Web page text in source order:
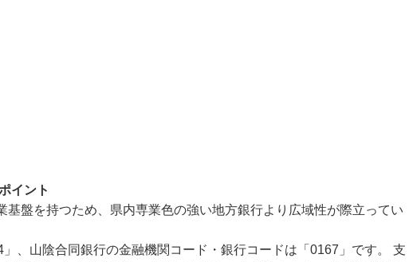
イント
基盤を持つため、県内専業色の強い地方銀行より広域性が際立ってい
、山陰合同銀行の金融機関コード・銀行コードは「0167」です。 支